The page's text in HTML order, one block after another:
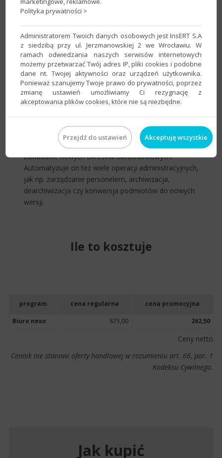
przekazywanie informacji i wiele innych.
być wykorzystywane przy tworzeniu nowych klientów.
Można w nich zdefiniować obiekty sprofilowane pod
klientów z określonej branży, np.: schematy importu,
pieczęcie księgowe. Dzięki nim możliwe jest szybkie
tworzenie skonfigurowanych podmiotów dla nowych
klientów.
Operacje zbiorcze –mechanizm pozwalający szybko
typowe czynności księgowe, jak naliczanie i wysyłka
deklaracji, drukowanie ksiąg czy ewidencji VAT lub
zakładanie nowych okresów obrachunkowych.
Automatyzuje on też wiele operacji administracyjnych,
jak np. zarządzanie personelem, archiwizacja,
dearchiwizacja czy konwersja podmiotów do nowych
wersji.
Ile to kosztuje
program cena regularna cena promocyjna
Biuro nexo 875,00 262,50
Ceny netto
Cennik nie stanowi oferty handlowej w rozumieniu art. 66, par. 1
Kodeksu Cywilnego.
Jak kupić
Polityka prywatności >
Administratorem Twoich danych osobowych jest InsERT S.A
z siedzibą przy ul. Jerzmanowskiej 2 we Wrocławiu. W
ramach odwiedzania naszych serwisów internetowych
możemy przetwarzać Twój adres IP, pliki cookies i podobne
dane nt. Twojej aktywności oraz urządzeń użytkownika.
Ponieważ szanujemy Twoje prawo do prywatności, poprzez
zmianę ustawień umożliwiamy Ci rezygnację z
akceptowania plików cookies, które nie są niezbędne.
Przejdź do ustawień Akceptuję wszystkie